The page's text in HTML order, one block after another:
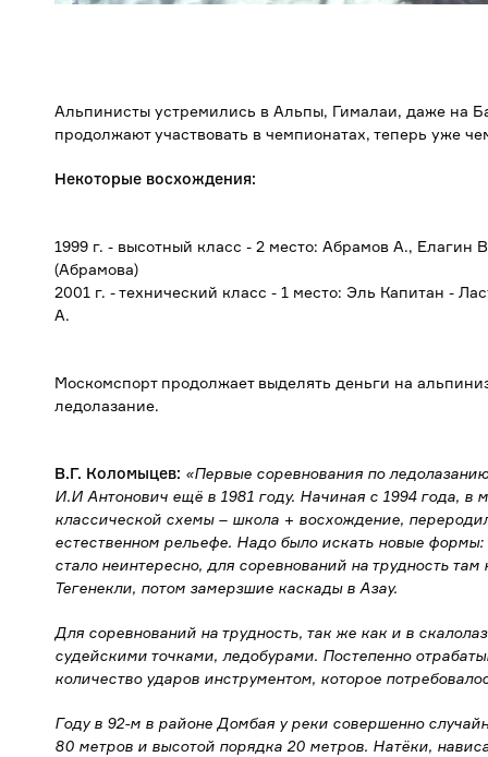
Альпинисты устремились в Альпы, Гималаи, даже на
продолжают участвовать в чемпионатах, теперь уже
Некоторые восхождения:
1999 г. - высотный класс - 2 место: Абрамов А.,
(Абрамова)
2001 г. - технический класс - 1 место: Эль Капитан -
А.
Москомспорт продолжает выделять деньги на
ледолазание.
В.Г. Коломыцев: «Первые соревнования по
И.И Антонович ещё в 1981 году. Начиная с 1994 года, в
классической схемы – школа + восхождение,
естественном рельефе. Надо было искать новые
стало неинтересно, для соревнований на трудность
Тегенекли, потом замерзшие каскады в Азау.
Для соревнований на трудность, так же как и в
судейскими точками, ледобурами. Постепенно
количество ударов инструментом, которое
Году в 92-м в районе Домбая у реки совершенно
80 метров и высотой порядка 20 метров. Натёки,